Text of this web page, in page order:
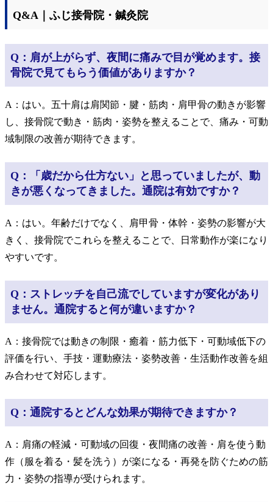
Q&A｜ふじ接骨院・鍼灸院
Q：肩が上がらず、夜間に痛みで目が覚めます。接
骨院で見てもらう価値がありますか？
A：はい。五十肩は肩関節・腱・筋肉・肩甲骨の動きが影響
し、接骨院で動き・筋肉・姿勢を整えることで、痛み・可動
域制限の改善が期待できます。
Q：「歳だから仕方ない」と思っていましたが、動
きが悪くなってきました。通院は有効ですか？
A：はい。年齢だけでなく、肩甲骨・体幹・姿勢の影響が大
きく、接骨院でこれらを整えることで、日常動作が楽になり
やすいです。
Q：ストレッチを自己流でしていますが変化があり
ません。通院すると何が違いますか？
A：接骨院では動きの制限・癒着・筋力低下・可動域低下の
評価を行い、手技・運動療法・姿勢改善・生活動作改善を組
み合わせて対応します。
Q：通院するとどんな効果が期待できますか？
A：肩痛の軽減・可動域の回復・夜間痛の改善・肩を使う動
作（服を着る・髪を洗う）が楽になる・再発を防ぐための筋
力・姿勢の指導が受けられます。